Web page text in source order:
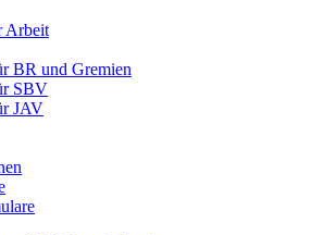
Arbeit
BR und Gremien
SBV
JAV